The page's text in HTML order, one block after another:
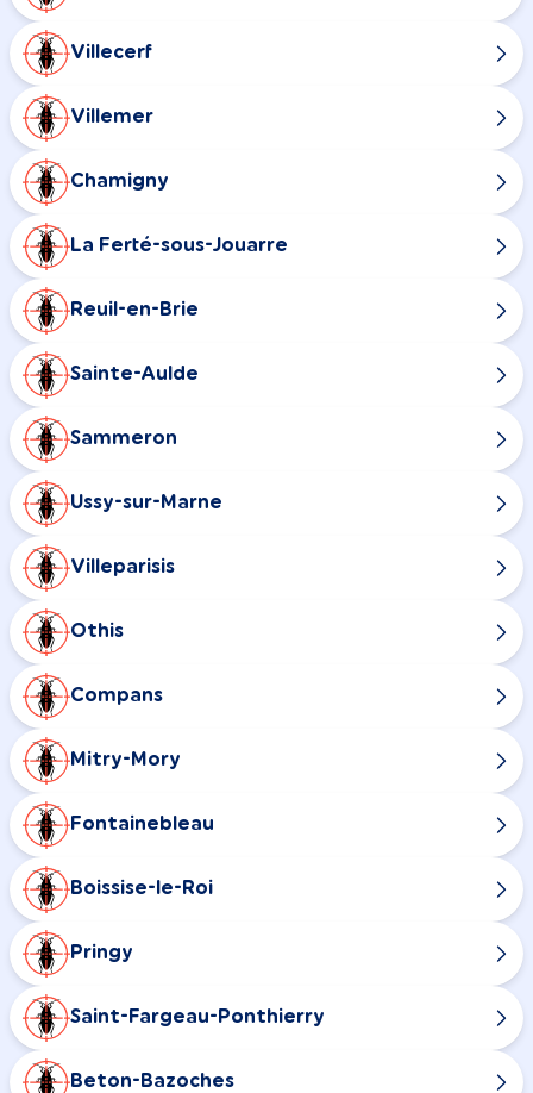
Villecerf
Villemer
Chamigny
La Ferté-sous-Jouarre
Reuil-en-Brie
Sainte-Aulde
Sammeron
Ussy-sur-Marne
Villeparisis
Othis
Compans
Mitry-Mory
Fontainebleau
Boissise-le-Roi
Pringy
Saint-Fargeau-Ponthierry
Beton-Bazoches